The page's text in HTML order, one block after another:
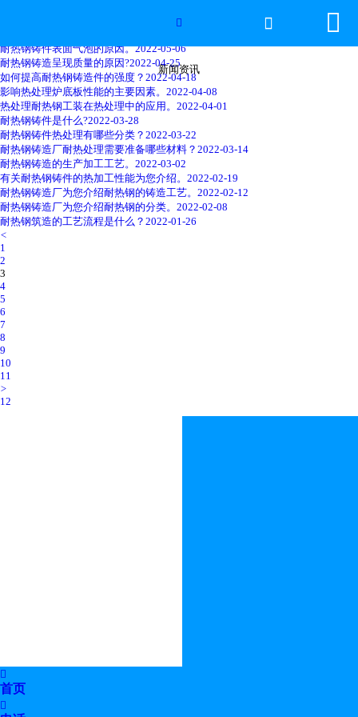
网站首页
新闻资讯

新闻资讯
 
2022-05-17
耐热钢铸件表面气泡的原因。2022-05-06
耐热钢铸造呈现质量的原因?2022-04-25
如何提高耐热钢铸造件的强度？ 2022-04-18
影响热处理炉底板性能的主要因素。 2022-04-08
热处理耐热钢工装在热处理中的应用。 2022-04-01
耐热钢铸件是什么?2022-03-28
耐热钢铸件热处理有哪些分类？ 2022-03-22
耐热钢铸造厂耐热处理需要准备哪些材料？ 2022-03-14
耐热钢铸造的生产加工工艺。 2022-03-02
有关耐热钢铸件的热加工性能为您介绍。 2022-02-19
耐热钢铸造厂为您介绍耐热钢的铸造工艺。 2022-02-12
耐热钢铸造厂为您介绍耐热钢的分类。 2022-02-08
耐热钢筑造的工艺流程是什么？ 2022-01-26
<
1
2
3
4
5
6
7
8
9
10
11
>
12

首页
